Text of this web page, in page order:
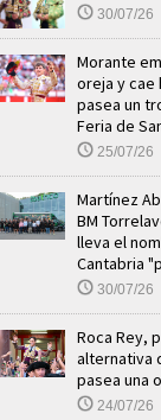
30/07/26
Morante
oreja y cae
pasea un
Feria de
25/07/26
Martínez
BM
lleva el
Cantabria
30/07/26
Roca Rey,
alternativa
pasea una
24/07/26